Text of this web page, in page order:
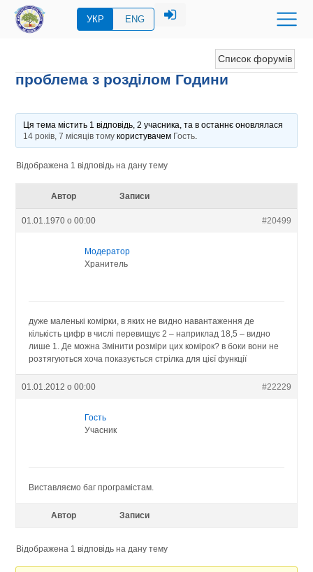
УКР ENG
Список форумів
проблема з розділом Години
Ця тема містить 1 відповідь, 2 учасника, та в останнє оновлялася
14 років, 7 місяців томукористувачем Гость.
Відображена 1 відповідь на дану тему
Автор Записи
01.01.1970 о 00:00 #20499
Модератор
Хранитель
дуже маленькі комірки, в яких не видно навантаження де
кількість цифр в числі перевищує 2 – наприклад 18,5 – видно
лише 1. Де можна Змінити розміри цих комірок? в боки вони не
розтягуються хоча показується стрілка для цієї функції
01.01.2012 о 00:00 #22229
Гость
Учасник
Виставляємо баг програмістам.
Автор Записи
Відображена 1 відповідь на дану тему